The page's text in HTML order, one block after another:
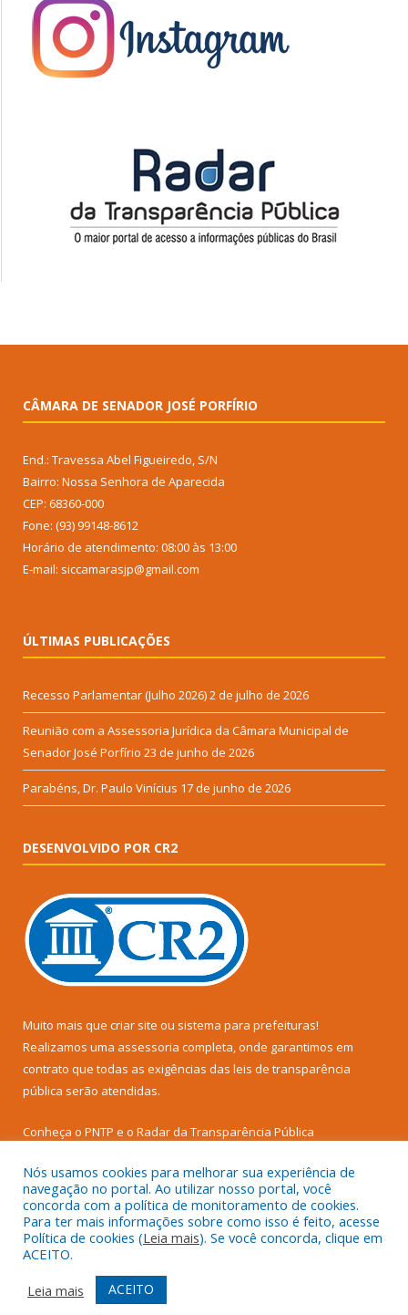
CÂMARA DE SENADOR JOSÉ PORFÍRIO
End.: Travessa Abel Figueiredo, S/N
Bairro: Nossa Senhora de Aparecida
CEP: 68360-000
Fone: (93) 99148-8612
Horário de atendimento: 08:00 às 13:00
E-mail: siccamarasjp@gmail.com
ÚLTIMAS PUBLICAÇÕES
Recesso Parlamentar (Julho 2026)2 de julho de 2026
Reunião com a Assessoria Jurídica da Câmara Municipal de
Senador José Porfírio 23 de junho de 2026
Parabéns, Dr. Paulo Vinícius 17 de junho de 2026
DESENVOLVIDO POR CR2
Muito mais que criar site ou sistema para prefeituras!
Realizamos uma assessoria completa, onde garantimos em
contrato que todas as exigências das leis de transparência
pública serão atendidas.
Conheça o PNTP e o Radar da Transparência Pública
Todos os direitos reservados a Câmara Municipal de Senador
José Porfírio.
Mapa do Site
Acessar Área Administrativa
Acessar Webmail
Nós usamos cookies para melhorar sua experiência de
navegação no portal. Ao utilizar nosso portal, você
concorda com a política de monitoramento de cookies.
Para ter mais informações sobre como isso é feito, acesse
Política de cookies (Leia mais). Se você concorda, clique em
ACEITO.
Leia mais
ACEITO